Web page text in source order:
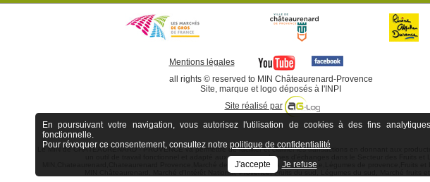
Mentions légales
all rights © reserved to MIN Châteaurenard-Provence
Site, marque et logo déposés à l'INPI
Site réalisé par
Le MIN de CHÂTEAURENARD - PROVENCE va permettre de faciliter et clarifier les transactions en donnant aux
un outil de travail fonctionnel et adapté aux moyens modernes d'échanges dans le Secteur des Fruits et
MIN,Chateaurenard,Chateaurenard Provence,Marché de provence,Fruits de provence,Légumes de provence,Fruits
MIN Châteaurenard, Marché d'Intérêt National, Provence, Fruits du sud, Légumes du sud, Marché fruits
En poursuivant votre navigation, vous autorisez l'utilisation de cookies à des fins
fonctionnelle.
Pour révoquer ce consentement, consultez notre politique de confidentialité
J'accepte
Je refuse